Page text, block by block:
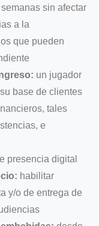
sin afectar
a la
que pueden
un jugador
base de clientes
tales
e
presencia digital
habilitar
y/o de entrega de